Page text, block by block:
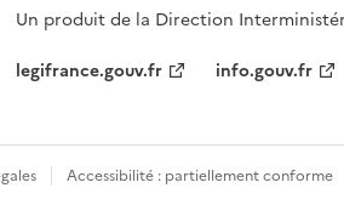
Un produit de la Direction
legifrance.gouv.fr
info.gouv.fr
Accessibilité : partiellement conforme